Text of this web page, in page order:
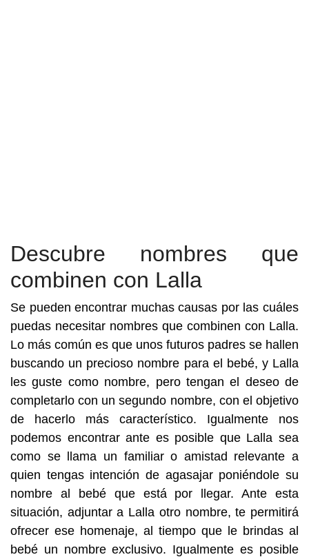
Descubre nombres que
combinen con Lalla
Se pueden encontrar muchas causas por las cuáles
puedas necesitar nombres que combinen con Lalla.
Lo más común es que unos futuros padres se hallen
buscando un precioso nombre para el bebé, y Lalla
les guste como nombre, pero tengan el deseo de
completarlo con un segundo nombre, con el objetivo
de hacerlo más característico. Igualmente nos
podemos encontrar ante es posible que Lalla sea
como se llama un familiar o amistad relevante a
quien tengas intención de agasajar poniéndole su
nombre al bebé que está por llegar. Ante esta
situación, adjuntar a Lalla otro nombre, te permitirá
ofrecer ese homenaje, al tiempo que le brindas al
bebé un nombre exclusivo. Igualmente es posible